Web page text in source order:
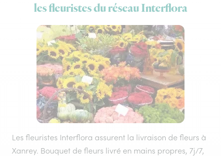
les fleuristes du réseau Interflora
Les fleuristes Interflora assurent la livraison de fleurs à
Xanrey. Bouquet de fleurs livré en mains propres, 7j/7,